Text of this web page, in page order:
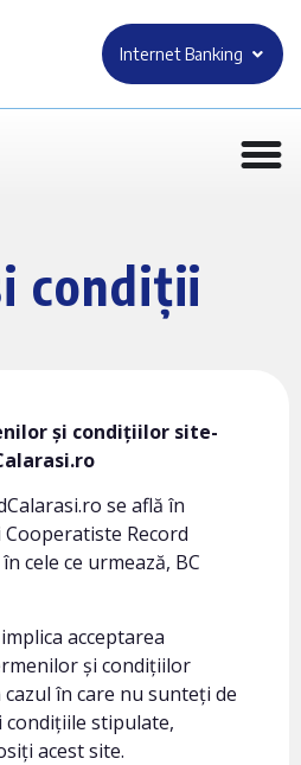
Internet Banking
condiții
și condițiilor site-
se află în
Record
cele ce urmează, BC
acceptarea
și condițiilor
în care nu sunteți de
condițiile stipulate,
acest site.